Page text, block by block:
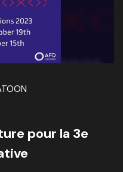
pour la 3e